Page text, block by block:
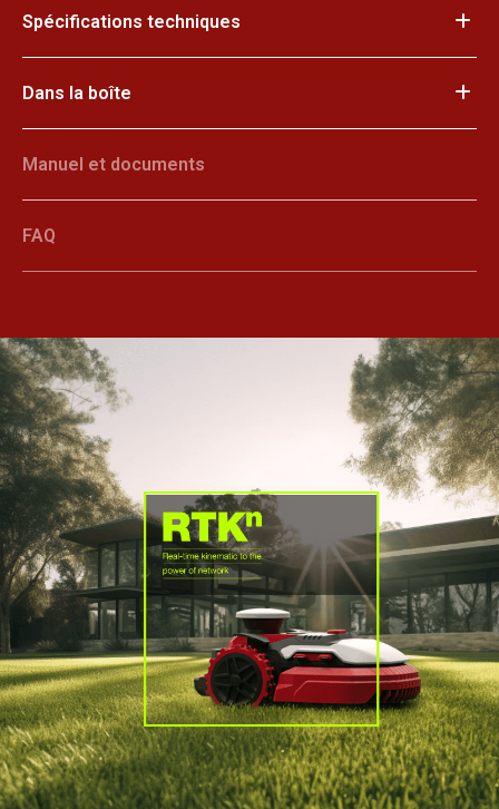
Spécifications techniques
Dans la boîte
Manuel et documents
FAQ